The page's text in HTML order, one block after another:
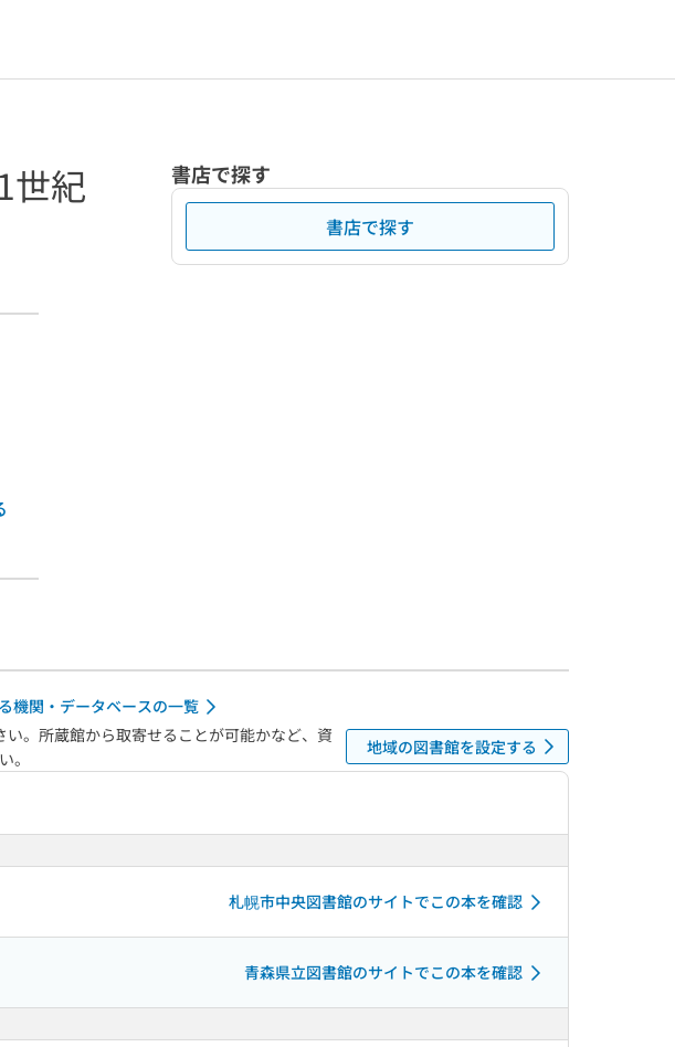
世紀
書店で探す
書店で探す
機関・データベースの一覧
。所蔵館から取寄せることが可能かなど、資
。
地域の図書館を設定する
札幌市中央図書館のサイトでこの本を確認
青森県立図書館のサイトでこの本を確認